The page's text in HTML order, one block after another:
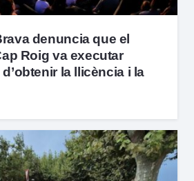
denuncia que el
Roig va executar
la llicència i la